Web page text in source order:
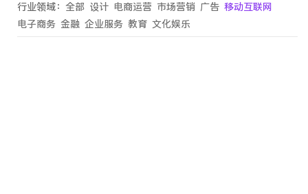
行业领域： 全部 设计 电商运营 市场营销 广告 移动互联网
电子商务 金融 企业服务 教育 文化娱乐